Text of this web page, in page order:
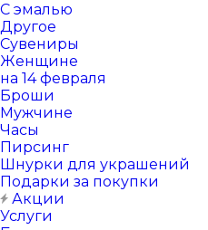
С эмалью
Другое
Сувениры
Женщине
на 14 февраля
Броши
Мужчине
Часы
Пирсинг
Шнурки для украшений
Подарки за покупки
Акции
Услуги